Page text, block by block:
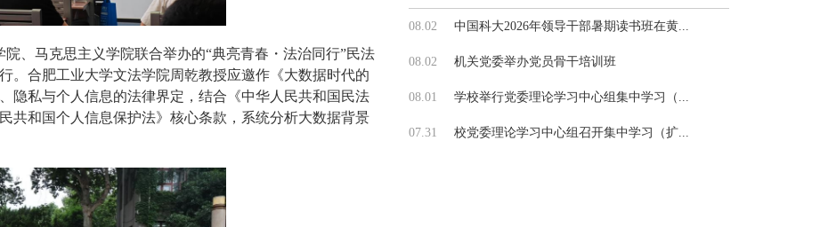
、马克思主义学院联合举办的“典亮青春・法治同行”民法
。合肥工业大学文法学院周乾教授应邀作《大数据时代的
隐私与个人信息的法律界定，结合《中华人民共和国民法
共和国个人信息保护法》核心条款，系统分析大数据背景
08.02 中国科大2026年领导干部暑期读书班在黄...
08.02 机关党委举办党员骨干培训班
08.01 学校举行党委理论学习中心组集中学习（...
07.31 校党委理论学习中心组召开集中学习（扩...